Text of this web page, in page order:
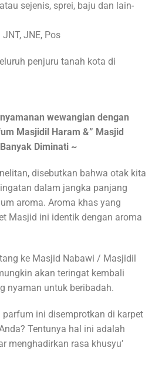
sejenis, sprei, baju dan lain-
JNE, Pos
penjuru tanah kota di
wewangian dengan
Masjidil Haram &” Masjid
Diminati ~
disebutkan bahwa otak kita
dalam jangka panjang
aroma. Aroma khas yang
Masjid ini identik dengan aroma
ke Masjid Nabawi / Masjidil
akan teringat kembali
nyaman untuk beribadah.
ini disemprotkan di karpet
Tentunya hal ini adalah
menghadirkan rasa khusyu’